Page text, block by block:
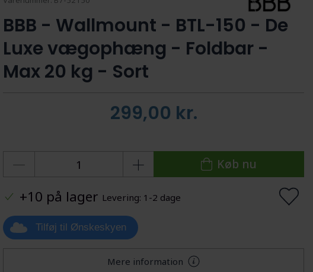
BBB - Wallmount - BTL-150 - De
Luxe vægophæng - Foldbar -
Max 20 kg - Sort
299,00 kr.
Køb nu
+10 på lager Levering: 1-2 dage
Tilføj til Ønskeskyen
Mere information